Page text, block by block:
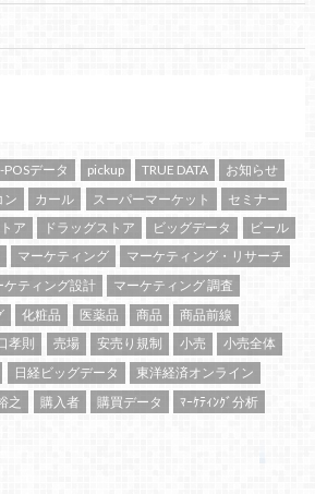
POSデータ pickup TRUE DATA
お知らせ
ン カール スーパーマーケット
セミナー
ア
ドラッグストア ビッグデータ
ビール
マーケティング
マーケティング・リサーチ
ケティング設計
マーケティング 調査
化粧品 医薬品 商品
商品前線
孝則 売場 安売り規制 小売
小売全体
日経ビッグデータ
東洋経済オンライン
之 購入者 購買データ ﾏｰｹﾃｨﾝｸﾞ分析